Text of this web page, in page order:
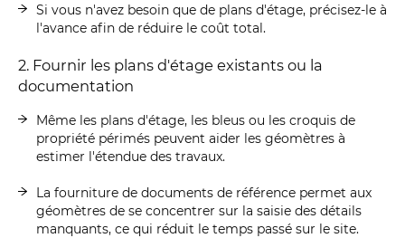
Si vous n'avez besoin que de plans d'étage, précisez-le à
l'avance afin de réduire le coût total.
2. Fournir les plans d'étage existants ou la
documentation
Même les plans d'étage, les bleus ou les croquis de
propriété périmés peuvent aider les géomètres à
estimer l'étendue des travaux.
La fourniture de documents de référence permet aux
géomètres de se concentrer sur la saisie des détails
manquants, ce qui réduit le temps passé sur le site.